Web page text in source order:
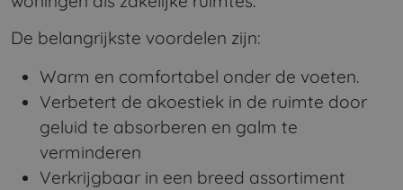
De belangrijkste voordelen zijn:
Warm en comfortabel onder de voeten.
Verbetert de akoestiek in de ruimte door
geluid te absorberen en galm te
verminderen
Verkrijgbaar in een breed assortiment